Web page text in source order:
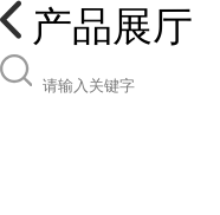
产品展厅